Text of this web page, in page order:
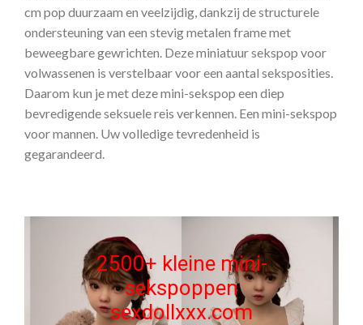
cm pop duurzaam en veelzijdig, dankzij de structurele
ondersteuning van een stevig metalen frame met
beweegbare gewrichten. Deze miniatuur sekspop voor
volwassenen is verstelbaar voor een aantal seksposities.
Daarom kun je met deze mini-sekspop een diep
bevredigende seksuele reis verkennen. Een mini-sekspop
voor mannen. Uw volledige tevredenheid is
gegarandeerd.
2500+ kleine mini-
sekspoppen
sexdollxxx.com